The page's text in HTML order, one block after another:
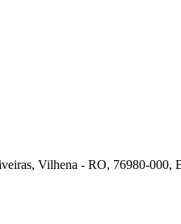
Vilhena - RO, 76980-000,